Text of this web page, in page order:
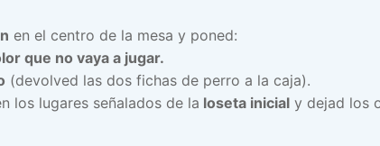
en el centro de la mesa y poned:
que no vaya a jugar.
(devolved las dos fichas de perro a la caja).
los lugares señalados de la loseta inicial y dejad los